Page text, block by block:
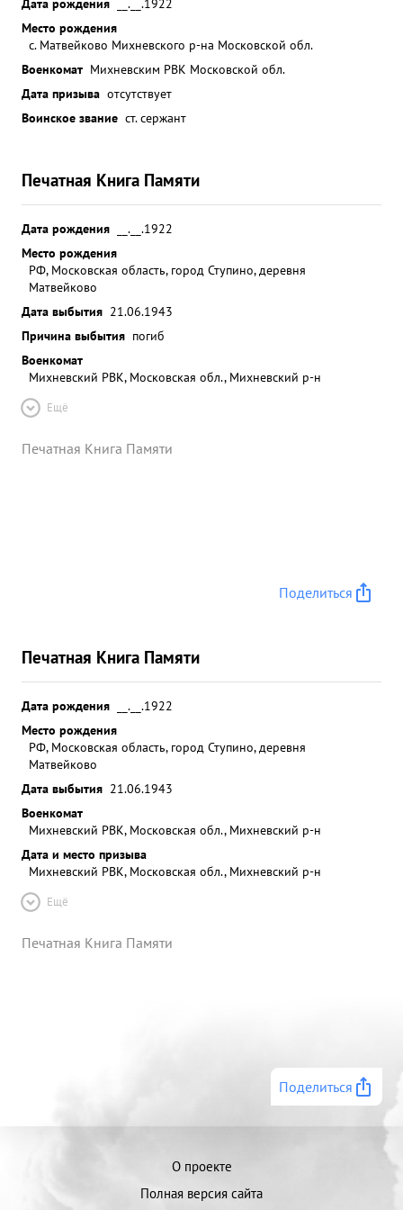
СОВЕТСКОГО союзА" посмертно. ...»
Место рождения
с. Матвейково Михневского р-на Московской обл.
Военкомат Михневским РВК Московской обл.
Дата призыва отсутствует
Воинское звание ст. сержант
Печатная Книга Памяти
Дата рождения
__.__.1922
Место рождения
РФ, Московская область, город Ступино, деревня
Матвейково
Дата выбытия 21.06.1943
Причина выбытия погиб
Военкомат
Михневский РВК, Московская обл., Михневский р-н
Ещё
Печатная Книга Памяти
Поделиться
Печатная Книга Памяти
Дата рождения
__.__.1922
Место рождения
РФ, Московская область, город Ступино, деревня
Матвейково
Дата выбытия 21.06.1943
Военкомат
Михневский РВК, Московская обл., Михневский р-н
Дата и место призыва
Михневский РВК, Московская обл., Михневский р-н
Ещё
Печатная Книга Памяти
Поделиться
О проекте
Полная версия сайта